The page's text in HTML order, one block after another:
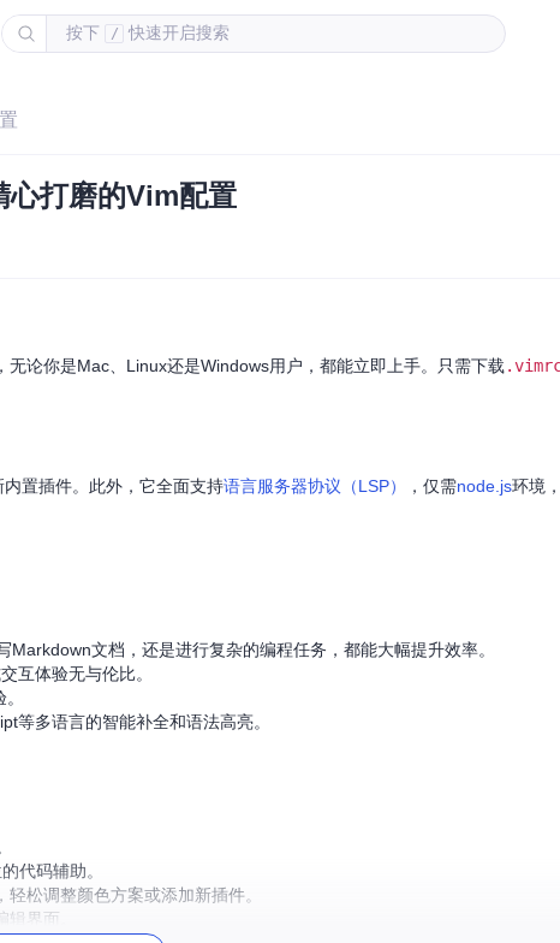
按下 / 快速开启搜索
打磨的Vim配置
论你是Mac、Linux还是Windows用户，都能立即上手。只需下载
内置插件。此外，它全面支持语言服务器协议（LSP） ，仅需node.js环境
文档，还是进行复杂的编程任务，都能大幅提升效率。
互体验无与伦比。
等多语言的智能补全和语法高亮。
代码辅助。
轻松调整颜色方案或添加新插件。
界面。